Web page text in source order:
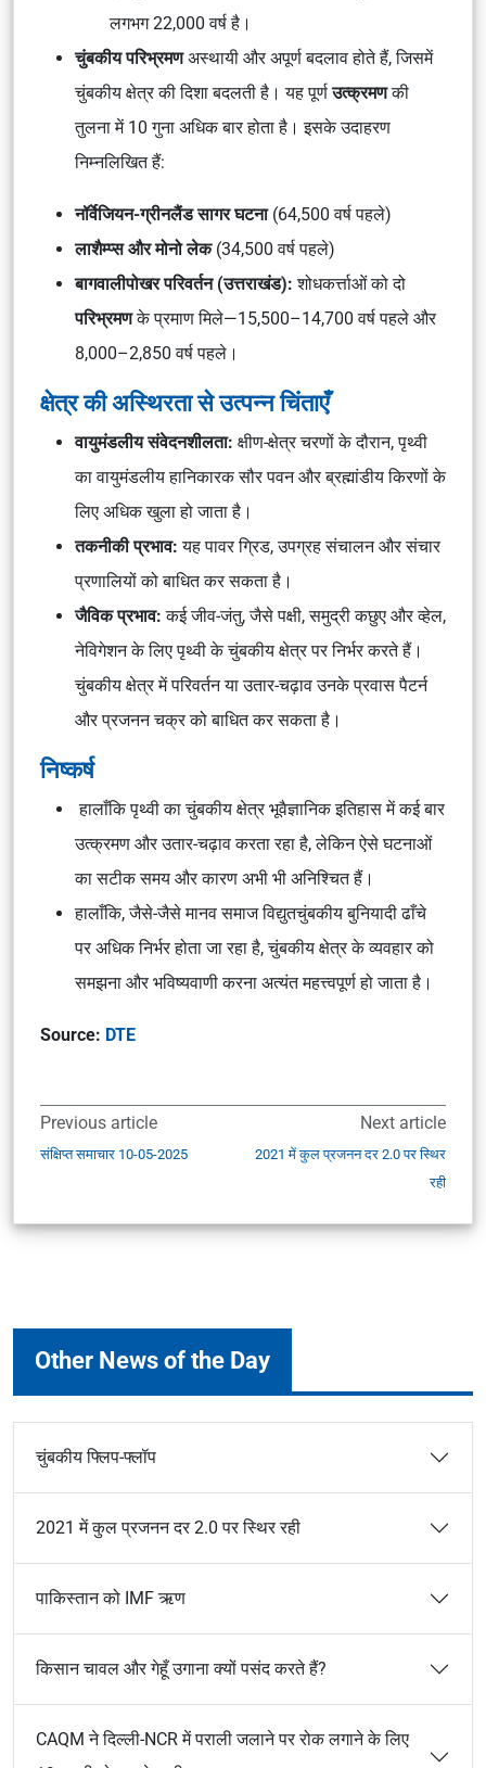
लगभग 22,000 वर्ष है।
चुंबकीय परिभ्रमणअस्थायी और अपूर्ण बदलाव होते हैं, जिसमें
चुंबकीय क्षेत्र की दिशा बदलती है। यह पूर्णउत्क्रमणकी
तुलना में 10 गुना अधिक बार होता है। इसके उदाहरण
निम्नलिखित हैं:
नॉर्वेजियन-ग्रीनलैंड सागर घटना(64,500 वर्ष पहले)
लाशैम्प्स और मोनो लेक(34,500 वर्ष पहले)
बागवालीपोखर परिवर्तन (उत्तराखंड): शोधकर्त्ताओं को दो
परिभ्रमणके प्रमाण मिले—15,500–14,700 वर्ष पहले और
8,000–2,850 वर्ष पहले।
क्षेत्र की अस्थिरता से उत्पन्न चिंताएँ
वायुमंडलीय संवेदनशीलता: क्षीण-क्षेत्र चरणों के दौरान, पृथ्वी
का वायुमंडलीय हानिकारक सौर पवन और ब्रह्मांडीय किरणों के
लिए अधिक खुला हो जाता है।
तकनीकी प्रभाव: यह पावर ग्रिड, उपग्रह संचालन और संचार
प्रणालियों को बाधित कर सकता है।
जैविक प्रभाव: कई जीव-जंतु, जैसे पक्षी, समुद्री कछुए और व्हेल,
नेविगेशन के लिए पृथ्वी के चुंबकीय क्षेत्र पर निर्भर करते हैं।
चुंबकीय क्षेत्र में परिवर्तन या उतार-चढ़ाव उनके प्रवास पैटर्न
और प्रजनन चक्र को बाधित कर सकता है।
निष्कर्ष
हालाँकि पृथ्वी का चुंबकीय क्षेत्र भूवैज्ञानिक इतिहास में कई बार
उत्क्रमण और उतार-चढ़ाव करता रहा है, लेकिन ऐसे घटनाओं
का सटीक समय और कारण अभी भी अनिश्चित हैं।
हालाँकि, जैसे-जैसे मानव समाज विद्युतचुंबकीय बुनियादी ढाँचे
पर अधिक निर्भर होता जा रहा है, चुंबकीय क्षेत्र के व्यवहार को
समझना और भविष्यवाणी करना अत्यंत महत्त्वपूर्ण हो जाता है।
Source: DTE
Previous article
संक्षिप्त समाचार 10-05-2025
Next article
2021 में कुल प्रजनन दर 2.0 पर स्थिर
रही
Other News of the Day
चुंबकीय फ्लिप-फ्लॉप
2021 में कुल प्रजनन दर 2.0 पर स्थिर रही
पाकिस्तान को IMF ऋण
किसान चावल और गेहूँ उगाना क्यों पसंद करते हैं?
CAQM ने दिल्ली-NCR में पराली जलाने पर रोक लगाने के लिए